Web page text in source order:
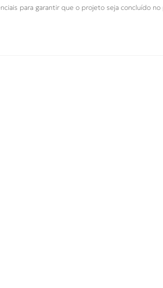
para garantir que o projeto seja concluído